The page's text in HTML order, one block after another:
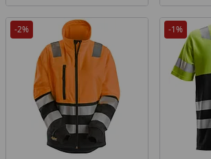
-2% -1%